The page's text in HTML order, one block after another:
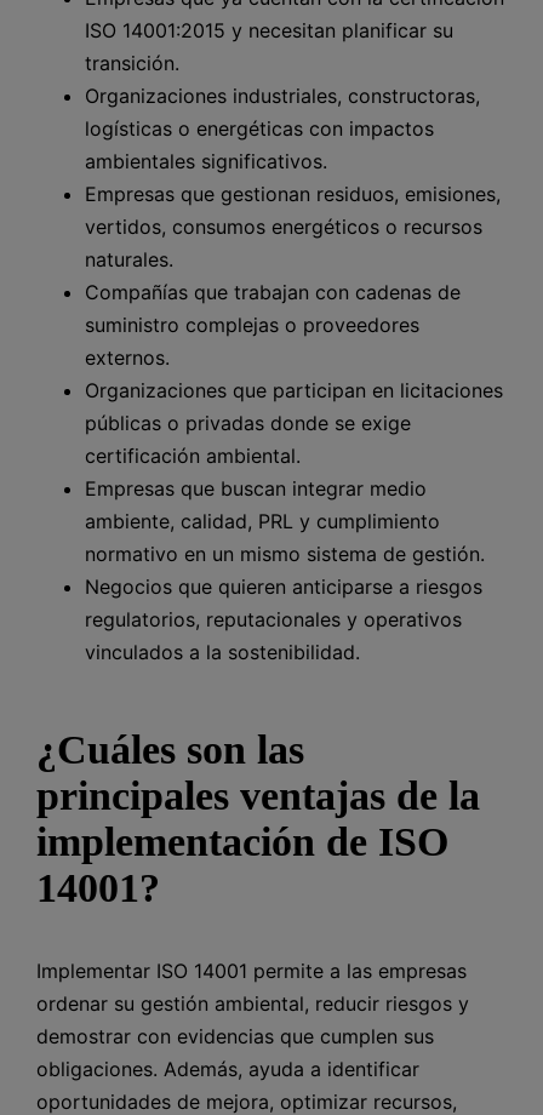
ISO 14001:2015 y necesitan planificar su
transición.
Organizaciones industriales, constructoras,
logísticas o energéticas con impactos
ambientales significativos.
Empresas que gestionan residuos, emisiones,
vertidos, consumos energéticos o recursos
naturales.
Compañías que trabajan con cadenas de
suministro complejas o proveedores
externos.
Organizaciones que participan en licitaciones
públicas o privadas donde se exige
certificación ambiental.
Empresas que buscan integrar medio
ambiente, calidad, PRL y cumplimiento
normativo en un mismo sistema de gestión.
Negocios que quieren anticiparse a riesgos
regulatorios, reputacionales y operativos
vinculados a la sostenibilidad.
¿Cuáles son las
principales ventajas de la
implementación de ISO
14001?
Implementar ISO 14001 permite a las empresas
ordenar su gestión ambiental, reducir riesgos y
demostrar con evidencias que cumplen sus
obligaciones. Además, ayuda a identificar
oportunidades de mejora, optimizar recursos,